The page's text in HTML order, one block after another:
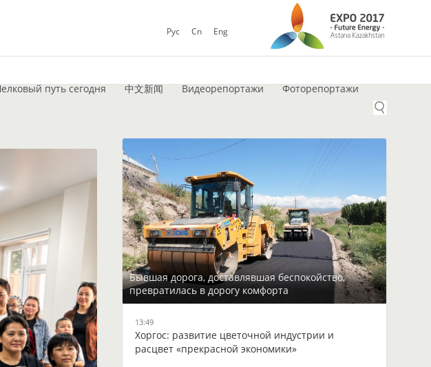
Рус Cn Eng
путь сегодня 中文新闻 Видеорепортажи Фоторепортажи
Бывшая дорога, доставлявшая беспокойство,
превратилась в дорогу комфорта
13:49
Хоргос: развитие цветочной индустрии и
расцвет «прекрасной экономики»